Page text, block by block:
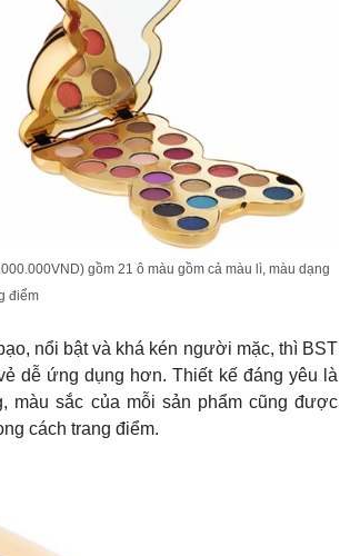
gồm 21 ô màu gồm cả màu lì, màu dạng
điểm
nổi bật và khá kén người mặc, thì BST
dễ ứng dụng hơn. Thiết kế đáng yêu là
màu sắc của mỗi sản phẩm cũng được
cách trang điểm.